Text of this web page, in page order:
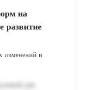
на
развитие
изменений в